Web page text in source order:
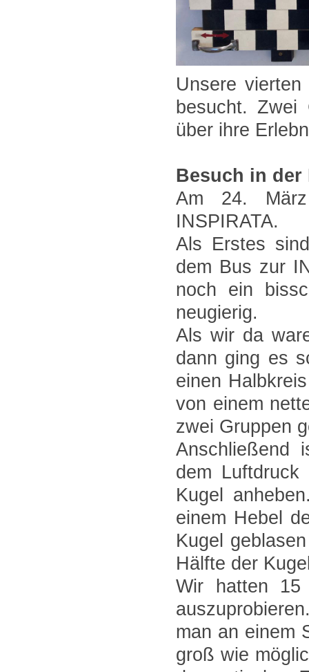
Unsere
besucht. Zwei
über ihre
Besuch in der
Am 24.
INSPIRATA.
Als Erstes
dem Bus zur
noch ein
neugierig.
Als wir da
dann ging es
einen
von einem
zwei Gruppen
Anschließend
dem
Kugel
einem Hebel
Kugel
Hälfte der
Wir hatten 15
man an einem
groß wie